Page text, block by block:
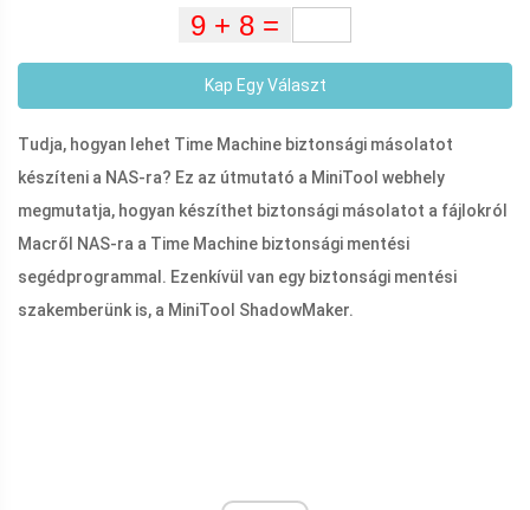
Kap Egy Választ
Tudja, hogyan lehet Time Machine biztonsági másolatot
készíteni a NAS-ra? Ez az útmutató a MiniTool webhely
megmutatja, hogyan készíthet biztonsági másolatot a fájlokról
Macről NAS-ra a Time Machine biztonsági mentési
segédprogrammal. Ezenkívül van egy biztonsági mentési
szakemberünk is, a MiniTool ShadowMaker.